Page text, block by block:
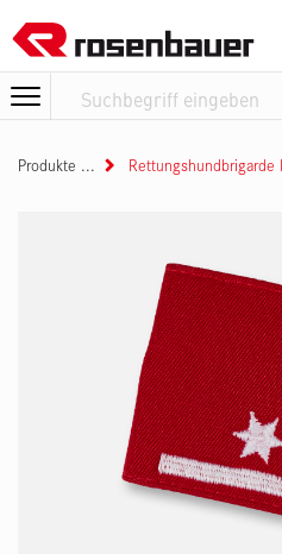
Produkte Rettungshundbrigarde